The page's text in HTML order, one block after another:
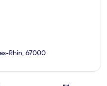
Rhin, 67000